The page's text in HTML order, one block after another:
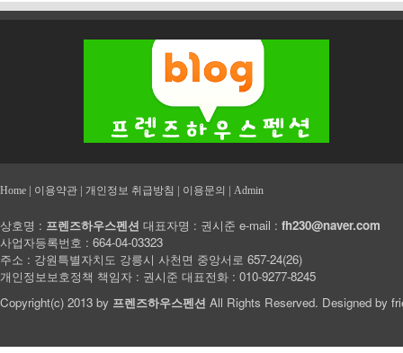
Home | 이용약관 | 개인정보 취급방침 | 이용문의 | Admin
상호명 : 프렌즈하우스펜션 대표자명 : 권시준 e-mail : fh230@naver.com
사업자등록번호 : 664-04-03323
주소 : 강원특별자치도 강릉시 사천면 중앙서로 657-24(26)
개인정보보호정책 책임자 : 권시준 대표전화 : 010-9277-8245
Copyright(c) 2013 by 프렌즈하우스펜션 All Rights Reserved. Designed by